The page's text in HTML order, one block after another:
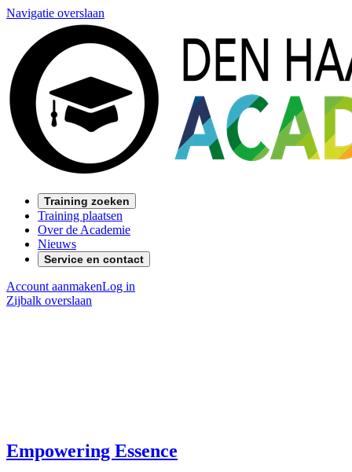
Navigatie overslaan
Training zoeken
Training plaatsen
Over de Academie
Nieuws
Service en contact
Account aanmakenLog in
Zijbalk overslaan
Empowering Essence